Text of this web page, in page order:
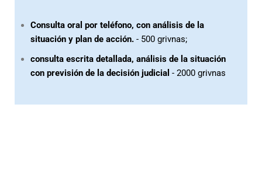
Consulta oral por teléfono, con análisis de la
situación y plan de acción. - 500 grivnas;
consulta escrita detallada, análisis de la situación
con previsión de la decisión judicial - 2000 grivnas